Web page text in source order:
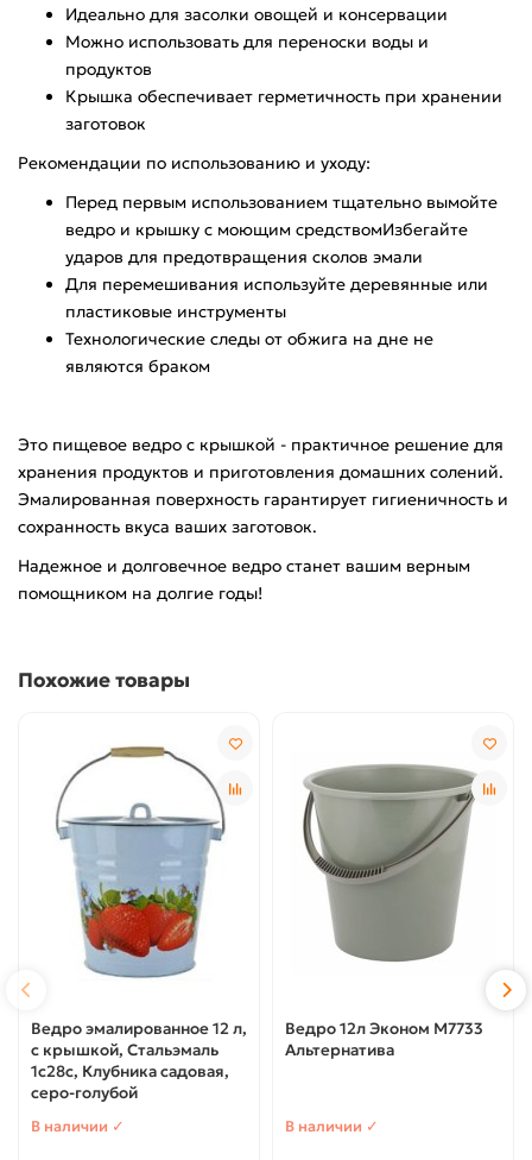
Идеально для засолки овощей и консервации
Можно использовать для переноски воды и
продуктов
Крышка обеспечивает герметичность при хранении
заготовок
Рекомендации по использованию и уходу:
Перед первым использованием тщательно вымойте
ведро и крышку с моющим средствомИзбегайте
ударов для предотвращения сколов эмали
Для перемешивания используйте деревянные или
пластиковые инструменты
Технологические следы от обжига на дне не
являются браком
Это пищевое ведро с крышкой - практичное решение для
хранения продуктов и приготовления домашних солений.
Эмалированная поверхность гарантирует гигиеничность и
сохранность вкуса ваших заготовок.
Надежное и долговечное ведро станет вашим верным
помощником на долгие годы!
Похожие товары
Ведро эмалированное 12 л,
с крышкой, Стальэмаль
1с28с, Клубника садовая,
серо-голубой
В наличии ✓
Ведро 12л Эконом М7733
Альтернатива
В наличии ✓